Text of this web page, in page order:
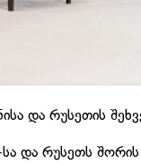
და რუსეთის
სა და რუსეთს